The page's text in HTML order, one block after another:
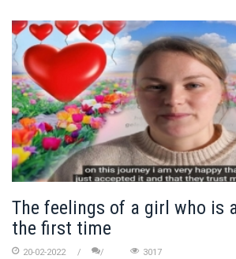
The feelings of a girl who is
the first time
20-02-2022 3017